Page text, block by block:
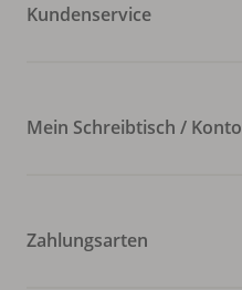
Kundenservice
Mein Schreibtisch / Konto
Zahlungsarten